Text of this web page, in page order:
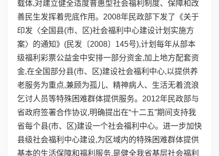
载体,对建立健全适度普惠型社会福利制度、保障和改
善民生发挥着兜底作用。2008年民政部下发了《关于
印发〈全国县(市、区)社会福利中心建设计划实施方
案〉的通知》(民发〔2008〕145号),计划每年从部本
级福利彩票公益金中安排一部分资金,加上地方配套资
金,在全国部分县(市、区)建设社会福利中心,以提供养
老服务为重点,兼顾为孤儿、精神病人、生活无着流浪
乞讨人员等特殊困难群体提供服务。2012年民政部与
省政府签署合作协议,明确提出在“十二五”期间支持我
省每个县(市、区)建设一个社会福利中心。进一步加快
县级社会福利中心建设,为区域内的特殊困难群体提供
基本的生活保障和福利服务,是健全我省基层社会福利